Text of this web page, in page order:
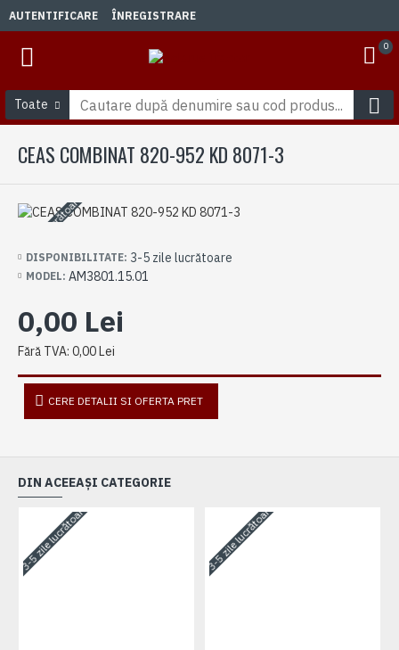
AUTENTIFICARE ÎNREGISTRARE
0
Toate
CEAS COMBINAT 820-952 KD 8071-3
3-5 zile lucrătoare
DISPONIBILITATE: 3-5 zile lucrătoare
MODEL: AM3801.15.01
0,00 Lei
Fără TVA: 0,00 Lei
CERE DETALII SI OFERTA PRET
DIN ACEEAȘI CATEGORIE
3-5 zile lucrătoare 3-5 zile lucrătoare